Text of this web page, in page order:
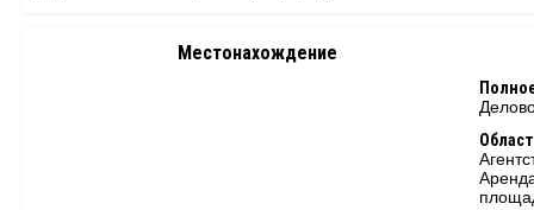
Местонахождение